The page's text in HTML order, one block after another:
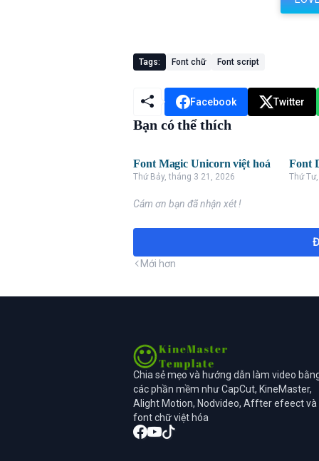
Tags: Font chữ Font script
Facebook Twitter
Bạn có thể thích
Font Magic Unicorn việt hoá
Thứ Bảy, tháng 3 21, 2026
Font
Thứ
Cám ơn bạn đã nhận xét !
Mới hơn
Chia sẻ mẹo và hướng dẫn làm video
các phần mềm như CapCut, KineMaster,
Alight Motion, Nodvideo, Affter efeect và
font chữ việt hóa